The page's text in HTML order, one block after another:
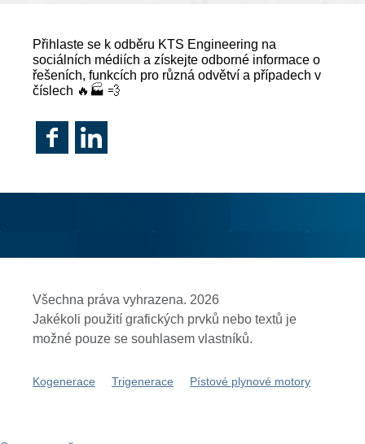
Přihlaste se k odběru KTS Engineering na
sociálních médiích a získejte odborné informace o
řešeních, funkcích pro různá odvětví a případech v
číslech 🔥🏭 💨
Všechna práva vyhrazena. 2026
Jakékoli použití grafických prvků nebo textů je
možné pouze se souhlasem vlastníků.
Kogenerace Trigenerace Pístové plynové motory